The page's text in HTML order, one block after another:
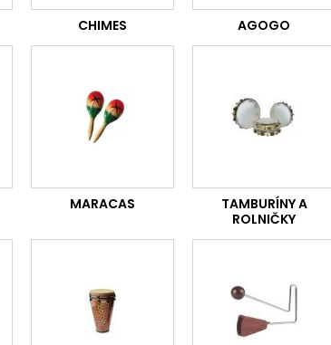
CHIMES AGOGO
MARACAS
TAMBURÍNY A
ROLNIČKY